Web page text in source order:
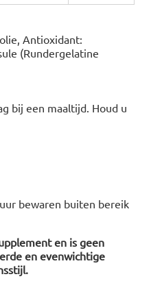
Antioxidant:
(Rundergelatine
bij een maaltijd. Houd u
bewaren buiten bereik
en is geen
en evenwichtige